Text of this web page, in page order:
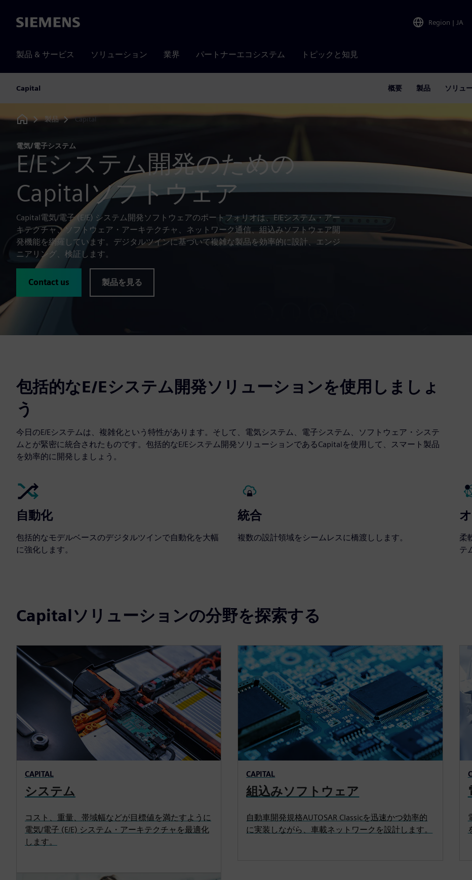
Siemens Region | JA
製品 & サービス ソリューション 業界 パートナーエコシステム トピックと知見
Capital 概要 製品 ソリュ
Home
製品 Capital
電気/電子システム
E/Eシステム開発のための
Capitalソフトウェア
Capital電気/電子 (E/E) システム開発ソフトウェアのポートフォリオは、E/Eシステム・アー
キテクチャ、ソフトウェア・アーキテクチャ、ネットワーク通信、組込みソフトウェア開
発機能を網羅しています。デジタルツインに基づいて複雑な製品を効率的に設計、エンジ
ニアリング、検証します。
Contact us 製品を見る
包括的なE/Eシステム開発ソリューションを使用しましょ
う
今日のE/Eシステムは、複雑化という特性があります。そして、電気システム、電子システム、ソフトウェア・システ
ムとが緊密に統合されたものです。包括的なE/Eシステム開発ソリューションであるCapitalを使用して、スマート製品
を効率的に開発しましょう。
自動化
包括的なモデルベースのデジタルツインで自動化を大幅
に強化します。
統合
複数の設計領域をシームレスに橋渡しします。
柔
テ
Capitalソリューションの分野を探索する
CAPITAL
システム
コスト、重量、帯域幅などが目標値を満たすように
電気/電子 (E/E) システム・アーキテクチャを最適化
します。
CAPITAL
組込みソフトウェア
自動車開発規格AUTOSAR Classicを迅速かつ効率的
に実装しながら、車載ネットワークを設計します。